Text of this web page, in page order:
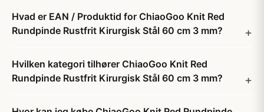
Hvad er EAN / Produktid for ChiaoGoo Knit Red
Rundpinde Rustfrit Kirurgisk Stål 60 cm 3 mm?
Hvilken kategori tilhører ChiaoGoo Knit Red
Rundpinde Rustfrit Kirurgisk Stål 60 cm 3 mm?